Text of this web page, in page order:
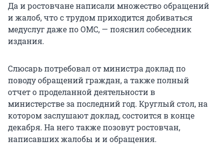
Да и ростовчане написали множество обращений
и жалоб, что с трудом приходится добиваться
медуслуг даже по ОМС, — пояснил собеседник
издания.
Слюсарь потребовал от министра доклад по
поводу обращений граждан, а также полный
отчет о проделанной деятельности в
министерстве за последний год. Круглый стол, на
котором заслушают доклад, состоится в конце
декабря. На него также позовут ростовчан,
написавших жалобы и и обращения.